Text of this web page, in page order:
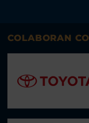
COLABORAN